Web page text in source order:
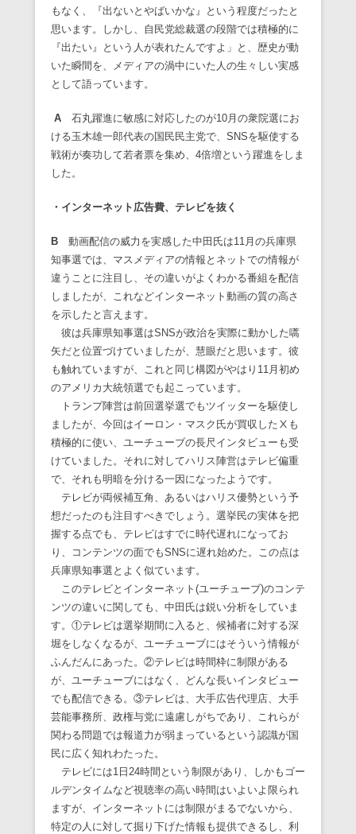
もなく、『出ないとやばいかな』という程度だったと
思います。しかし、自民党総裁選の段階では積極的に
『出たい』という人が表れたんですよ」と、歴史が動
いた瞬間を、メディアの渦中にいた人の生々しい実感
として語っています。
A 石丸躍進に敏感に対応したのが10月の衆院選にお
ける玉木雄一郎代表の国民民主党で、SNSを駆使する
戦術が奏功して若者票を集め、4倍増という躍進をしま
した。
・インターネット広告費、テレビを抜く
B
動画配信の威力を実感した中田氏は11月の兵庫県
知事選では、マスメディアの情報とネットでの情報が
違うことに注目し、その違いがよくわかる番組を配信
しましたが、これなどインターネット動画の質の高さ
を示したと言えます。
彼は兵庫県知事選はSNSが政治を実際に動かした嚆
矢だと位置づけていましたが、慧眼だと思います。彼
も触れていますが、これと同じ構図がやはり11月初め
のアメリカ大統領選でも起こっています。
トランプ陣営は前回選挙選でもツイッターを駆使し
ましたが、今回はイーロン・マスク氏が買収したⅩも
積極的に使い、ユーチューブの長尺インタビューも受
けていました。それに対してハリス陣営はテレビ偏重
で、それも明暗を分ける一因になったようです。
テレビが両候補互角、あるいはハリス優勢という予
想だったのも注目すべきでしょう。選挙民の実体を把
握する点でも、テレビはすでに時代遅れになってお
り、コンテンツの面でもSNSに遅れ始めた。この点は
兵庫県知事選とよく似ています。
このテレビとインターネット(ユーチューブ)のコンテ
ンツの違いに関しても、中田氏は鋭い分析をしていま
す。①テレビは選挙期間に入ると、候補者に対する深
堀をしなくなるが、ユーチューブにはそういう情報が
ふんだんにあった。②テレビは時間枠に制限がある
が、ユーチューブにはなく、どんな長いインタビュー
でも配信できる。③テレビは、大手広告代理店、大手
芸能事務所、政権与党に遠慮しがちであり、これらが
関わる問題では報道力が弱まっているという認識が国
民に広く知れわたった。
テレビには1日24時間という制限があり、しかもゴー
ルデンタイムなど視聴率の高い時間はいよいよ限られ
ますが、インターネットには制限がまるでないから、
特定の人に対して掘り下げた情報も提供できるし、利